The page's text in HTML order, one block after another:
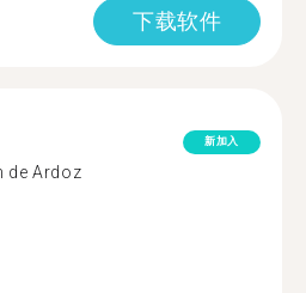
下载软件
de Ardoz
新加入